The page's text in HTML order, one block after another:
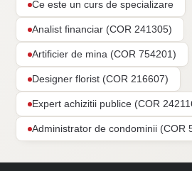
Ce este un curs de specializare
Analist financiar (COR 241305)
Artificier de mina (COR 754201)
Designer florist (COR 216607)
Expert achizitii publice (COR
Administrator de condominii (COR